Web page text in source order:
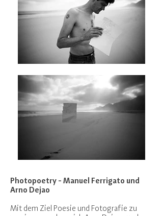
Photopoetry - Manuel Ferrigato und
Arno Dejao
Mit dem Ziel Poesie und Fotografie zu